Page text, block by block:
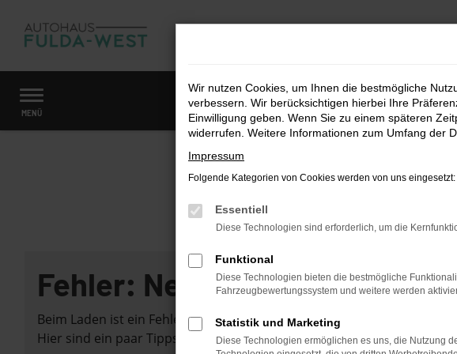
Zum
Hauptinhalt
MENÜ
Startseite Fahrzeugmarkt
Fehler: Network Error
Beim Laden ist ein Fehler aufgetreten.
Hier sind ein paar Tipps, die dir helfen können:
Wir nutzen Cookies, um Ihnen die bestmögliche
verbessern. Wir berücksichtigen hierbei Ihre
Einwilligung geben. Wenn Sie zu einem späteren
widerrufen. Weitere Informationen zum Umfang der
Impressum
Folgende Kategorien von Cookies werden von uns eingesetzt:
Essentiell
Diese Technologien sind erforderlich, um die
Funktional
Diese Technologien bieten die bestmögliche
Fahrzeugbewertungssystem und weitere werden
Statistik und Marketing
Diese Technologien ermöglichen es uns, die Nutzung